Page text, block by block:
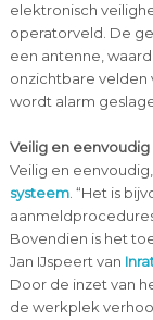
elektronisch
operatorveld. De
een antenne,
onzichtbare velden
wordt alarm
Veilig en eenvoudig
Veilig en
systeem. “Het is
Bovendien is het
Jan IJspeert van
Door de inzet van
de werkplek